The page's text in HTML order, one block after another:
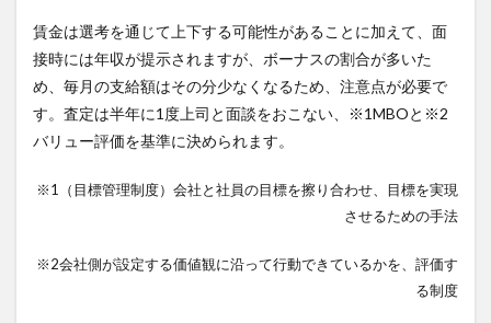
賃金は選考を通じて上下する可能性があることに加えて、面
接時には年収が提示されますが、ボーナスの割合が多いた
め、毎月の支給額はその分少なくなるため、注意点が必要で
す。査定は半年に1度上司と面談をおこない、※1MBOと※2
バリュー評価を基準に決められます。
※1（目標管理制度）会社と社員の目標を擦り合わせ、目標を実現
させるための手法
※2会社側が設定する価値観に沿って行動できているかを、評価す
る制度